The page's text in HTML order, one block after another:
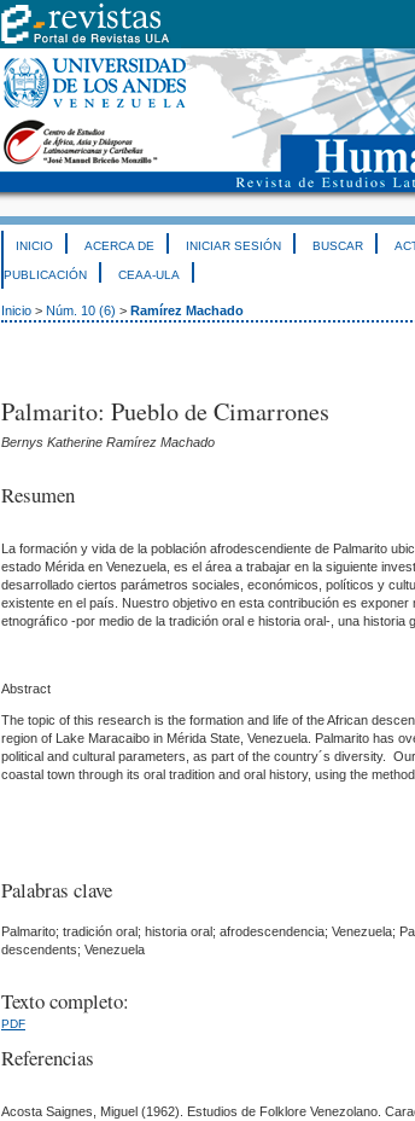
INICIO ACERCA DE INICIAR SESIÓN BUSCAR
PUBLICACIÓN CEAA-ULA
Inicio > Núm. 10 (6) > Ramírez Machado
Palmarito: Pueblo de Cimarrones
Bernys Katherine Ramírez Machado
Resumen
La formación y vida de la población afrodescendiente de Palmarito
estado Mérida en Venezuela, es el área a trabajar en la siguiente
desarrollado ciertos parámetros sociales, económicos, políticos y
existente en el país. Nuestro objetivo en esta contribución es
etnográﬁco -por medio de la tradición oral e historia oral-, una historia
Abstract
The topic of this research is the formation and life of the African
region of Lake Maracaibo in Mérida State, Venezuela. Palmarito has
political and cultural parameters, as part of the country´s diversity.
coastal town through its oral tradition and oral history, using the
Palabras clave
Palmarito; tradición oral; historia oral; afrodescendencia; Venezuela;
descendents; Venezuela
Texto completo:
PDF
Referencias
Acosta Saignes, Miguel (1962). Estudios de Folklore Venezolano.